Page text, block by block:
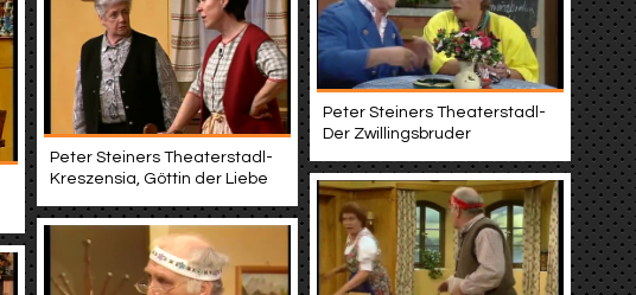
Peter Steiners Theaterstadl-
Der Zwillingsbruder
Peter Steiners Theaterstadl-
Kreszensia, Göttin der Liebe